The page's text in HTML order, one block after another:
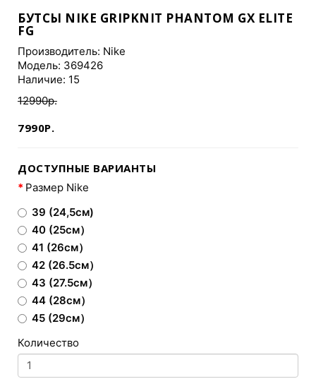
БУТСЫ NIKE GRIPKNIT PHANTOM GX ELITE
FG
Производитель: Nike
Модель: 369426
Наличие: 15
12990р.
7990Р.
ДОСТУПНЫЕ ВАРИАНТЫ
Размер Nike
39 (24,5см)
40 (25см）
41 (26см）
42 (26.5см）
43 (27.5см）
44 (28см）
45 (29см）
Количество